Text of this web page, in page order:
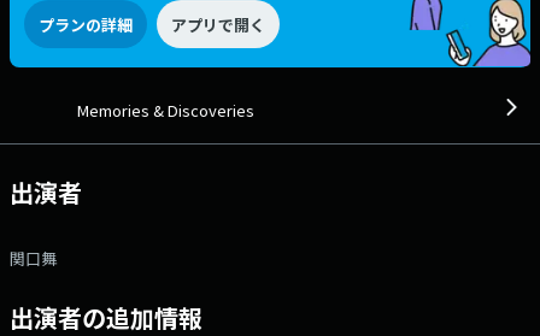
プランの詳細 アプリで開く
Memories & Discoveries
出演者
関口舞
出演者の追加情報